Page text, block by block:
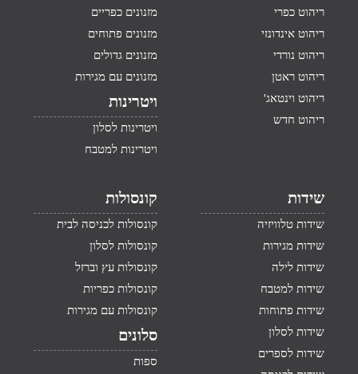
ריהוט כפרי
ריהוט אינדונזי
ריהוט נורדי
ריהוט ראטן
ריהוט וינטאג'
ריהוט חדש
מזנונים כפריים
מזנונים פתוחים
מזנונים גדולים
מזנונים עם מגירות
ויטרינות
ויטרינות לסלון
ויטרינות למטבח
שידות
שידות טלוויזיה
שידות מגירות
שידות לילה
שידות למטבח
שידות פתוחות
שידות לסלון
שידות לספרים
קונסולות
קונסולות לכניסה לבית
קונסולות לסלון
קונסולות עץ וברזל
קונסולות כפריות
קונסולות עם מגירות
סלונים
ספות